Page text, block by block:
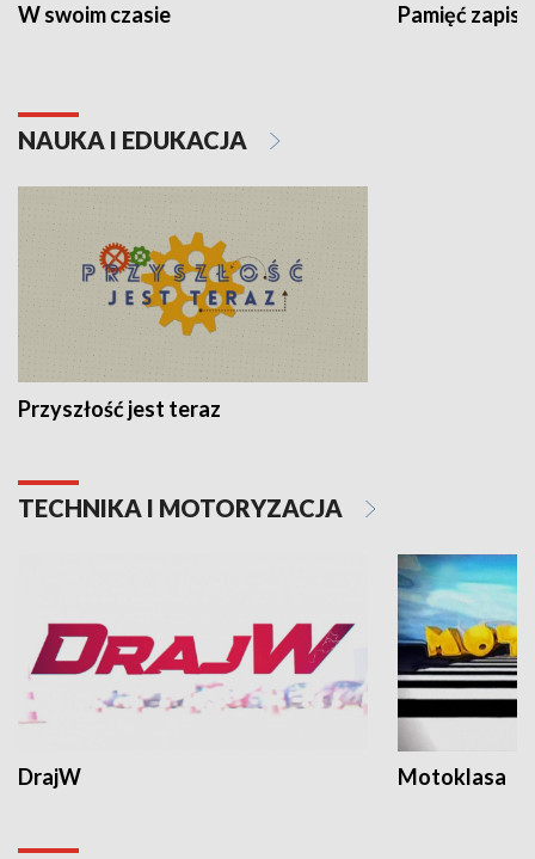
W swoim czasie Pamięć
NAUKA I EDUKACJA
Przyszłość jest teraz
TECHNIKA I MOTORYZACJA
DrajW Motoklasa